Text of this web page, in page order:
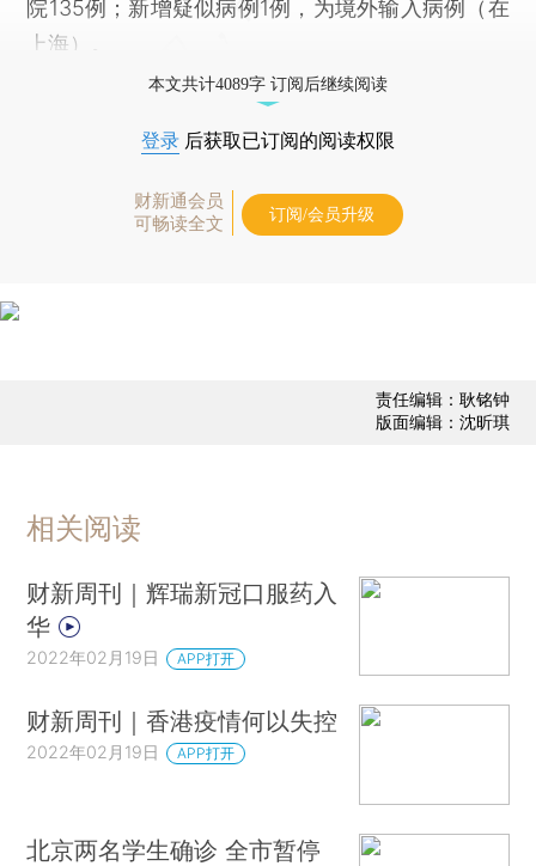
院135例；新增疑似病例1例，为境外输入病例（在
上海）。
本文共计4089字 订阅后继续阅读
登录 后获取已订阅的阅读权限
财新通会员
可畅读全文
订阅/会员升级
责任编辑：耿铭钟
版面编辑：沈昕琪
相关阅读
财新周刊｜辉瑞新冠口服药入
华
2022年02月19日 APP打开
财新周刊｜香港疫情何以失控
2022年02月19日 APP打开
北京两名学生确诊 全市暂停